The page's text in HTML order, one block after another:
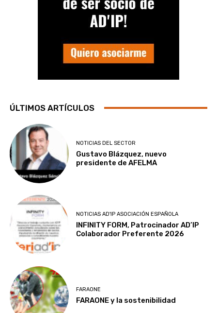
ÚLTIMOS ARTÍCULOS
NOTICIAS DEL SECTOR
Gustavo Blázquez, nuevo
presidente de AFELMA
NOTICIAS AD'IP ASOCIACIÓN ESPAÑOLA
INFINITY FORM, Patrocinador AD’IP
Colaborador Preferente 2026
FARAONE
FARAONE y la sostenibilidad